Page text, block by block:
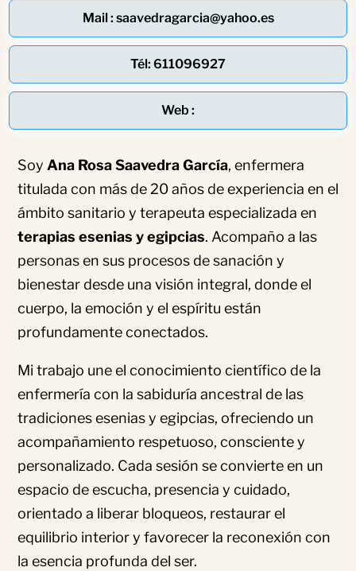
Mail : saavedragarcia@yahoo.es
Tél: 611096927
Web :
Soy Ana Rosa Saavedra García, enfermera
titulada con más de 20 años de experiencia en el
ámbito sanitario y terapeuta especializada en
terapias esenias y egipcias. Acompaño a las
personas en sus procesos de sanación y
bienestar desde una visión integral, donde el
cuerpo, la emoción y el espíritu están
profundamente conectados.
Mi trabajo une el conocimiento científico de la
enfermería con la sabiduría ancestral de las
tradiciones esenias y egipcias, ofreciendo un
acompañamiento respetuoso, consciente y
personalizado. Cada sesión se convierte en un
espacio de escucha, presencia y cuidado,
orientado a liberar bloqueos, restaurar el
equilibrio interior y favorecer la reconexión con
la esencia profunda del ser.